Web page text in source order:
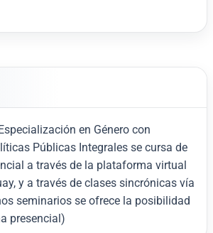
en Género con
Públicas Integrales se cursa de
a través de la plataforma virtual
y a través de clases sincrónicas vía
seminarios se ofrece la posibilidad
presencial)